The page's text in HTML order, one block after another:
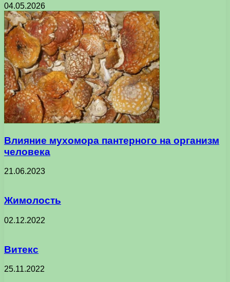
04.05.2026
Влияние мухомора пантерного на организм
человека
21.06.2023
Жимолость
02.12.2022
Витекс
25.11.2022